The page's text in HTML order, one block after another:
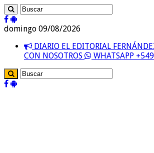
domingo 09/08/2026
DIARIO EL EDITORIAL
CON NOSOTROS
WHATSAPP